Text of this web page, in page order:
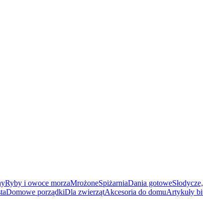
Ryby i owoce morzaMrożoneSpiżarniaDania gotowe
Domowe porządkiDla zwierzątAkcesoria do domuArtykuły